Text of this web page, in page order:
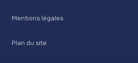
Mentions légales
Plan du site